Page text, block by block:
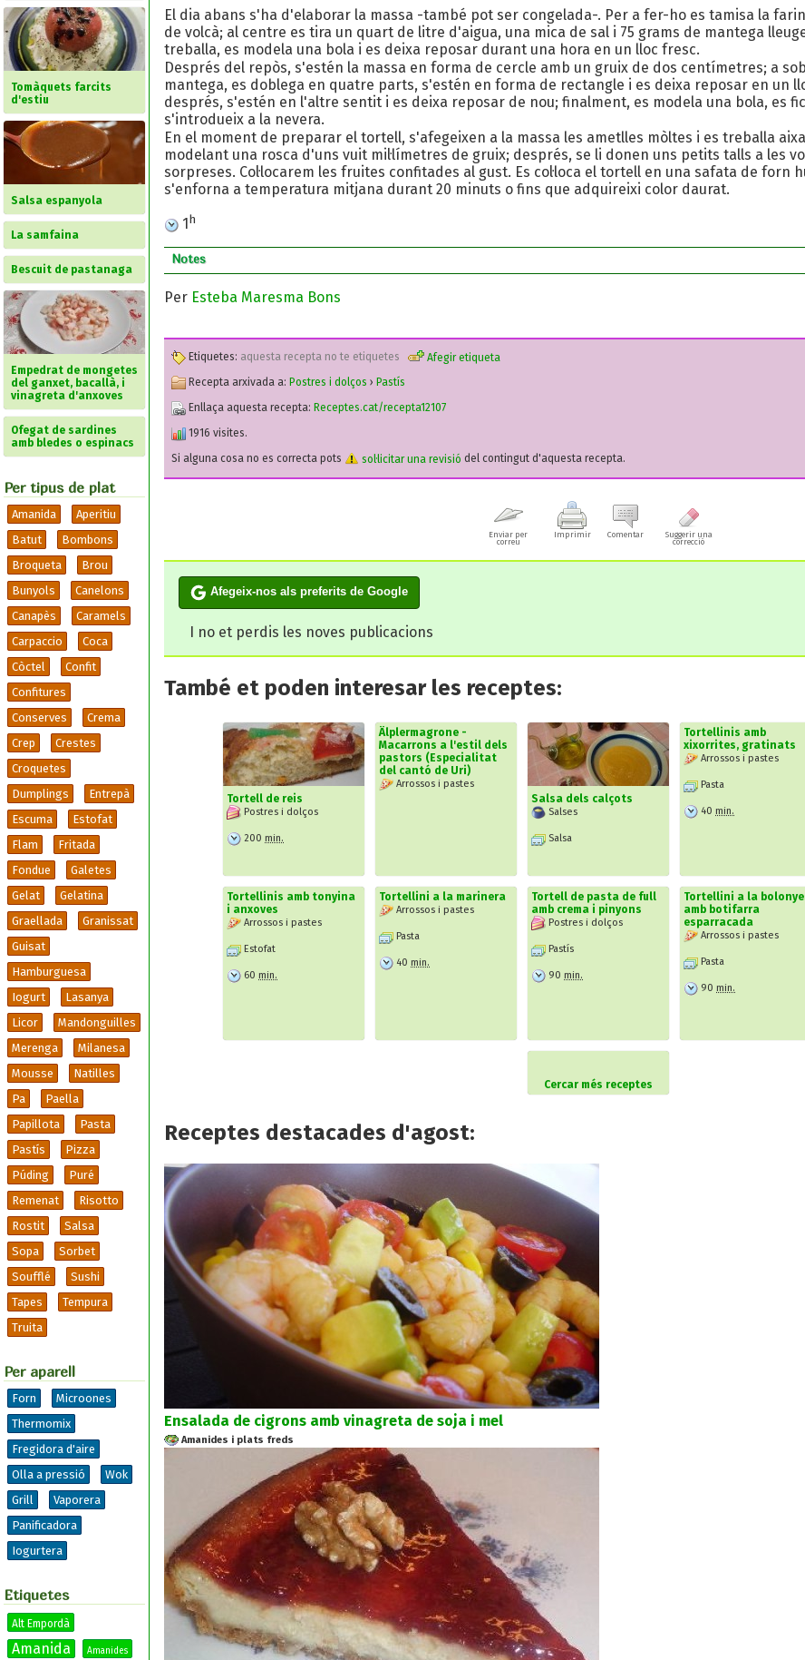
Tomàquets farcits
d'estiu
Salsa espanyola
La samfaina
Bescuit de pastanaga
Empedrat de mongetes
del ganxet, bacallà, i
vinagreta d'anxoves
Ofegat de sardines
amb bledes o espinacs
Per tipus de plat
Amanida
Aperitiu
Batut
Bombons
Broqueta
Brou
Bunyols
Canelons
Canapès
Caramels
Carpaccio
Coca
Còctel
Confit
Confitures
Conserves
Crema
Crep
Crestes
Croquetes
Dumplings
Entrepà
Escuma
Estofat
Flam
Fritada
Fondue
Galetes
Gelat
Gelatina
Graellada
Granissat
Guisat
Hamburguesa
Iogurt
Lasanya
Licor
Mandonguilles
Merenga
Milanesa
Mousse
Natilles
Pa
Paella
Papillota
Pasta
Pastís
Pizza
Púding
Puré
Remenat
Risotto
Rostit
Salsa
Sopa
Sorbet
Soufflé
Sushi
Tapes
Tempura
Truita
Per aparell
Forn
Microones
Thermomix
Fregidora d'aire
Olla a pressió
Wok
Grill
Vaporera
Panificadora
Iogurtera
Etiquetes
Alt Empordà
Amanida Amanides
El dia abans s'ha d'elaborar la massa -també pot ser congelada-. Per a fer-ho es tamisa la
de volcà; al centre es tira un quart de litre d'aigua, una mica de sal i 75 grams de mantega
treballa, es modela una bola i es deixa reposar durant una hora en un lloc fresc.
Després del repòs, s'estén la massa en forma de cercle amb un gruix de dos centímetres; a
mantega, es doblega en quatre parts, s'estén en forma de rectangle i es deixa reposar en un
després, s'estén en l'altre sentit i es deixa reposar de nou; finalment, es modela una bola, es
s'introdueix a la nevera.
En el moment de preparar el tortell, s'afegeixen a la massa les ametlles mòltes i es treballa
modelant una rosca d'uns vuit mil·límetres de gruix; després, se li donen uns petits talls a les
sorpreses. Col·locarem les fruites confitades al gust. Es col·loca el tortell en una safata de forn
s'enforna a temperatura mitjana durant 20 minuts o fins que adquireixi color daurat.
1 h
Notes
Per Esteba Maresma Bons
Etiquetes: aquesta recepta no te etiquetes
Afegir etiqueta
Recepta arxivada a: Postres i dolços › Pastís
Enllaça aquesta recepta: Receptes.cat/recepta12107
1916 visites.
Si alguna cosa no es correcta pots
sol·licitar una revisió del contingut d'aquesta recepta.
Enviar per
correu
Imprimir Comentar
Suggerir una
correcció
Afegeix-nos als preferits de Google
I no et perdis les noves publicacions
També et poden interesar les receptes:
Tortell de reis
Postres i dolços
200 min.
Älplermagrone -
Macarrons a l'estil dels
pastors (Especialitat
del cantó de Uri)
Arrossos i pastes
Salsa dels calçots
Salses
Salsa
Tortellinis amb
xixorrites, gratinats
Arrossos i pastes
Pasta
40 min.
Tortellinis amb tonyina
i anxoves
Arrossos i pastes
Estofat
60 min.
Tortellini a la marinera
Arrossos i pastes
Pasta
40 min.
Tortell de pasta de full
amb crema i pinyons
Postres i dolços
Pastís
90 min.
Tortellini a la
amb botifarra
esparracada
Arrossos i pastes
Pasta
90 min.
Cercar més receptes
Receptes destacades d'agost:
Ensalada de cigrons amb vinagreta de soja i mel
Amanides i plats freds